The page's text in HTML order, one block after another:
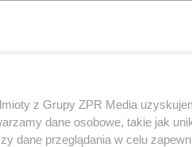
trener Brighton i Chelsea
nimi sam wielki Juergen
jedyną kobietą, której
która przez lata była
są jednak niewielkie.
z Grupy ZPR Media
dane osobowe, takie jak
dane przeglądania w celu